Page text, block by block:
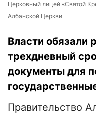
Церковный лицей «Святой
Албанской Церкви
Власти обязали
трехдневный
документы для
Правительство